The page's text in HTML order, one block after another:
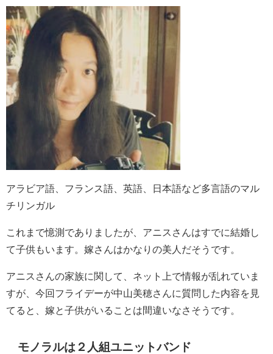
アラビア語、フランス語、英語、日本語など多言語のマル
チリンガル
これまで憶測でありましたが、アニスさんはすでに結婚し
て子供もいます。嫁さんはかなりの美人だそうです。
アニスさんの家族に関して、ネット上で情報が乱れていま
すが、今回フライデーが中山美穂さんに質問した内容を見
てると、嫁と子供がいることは間違いなさそうです。
モノラルは２人組ユニットバンド